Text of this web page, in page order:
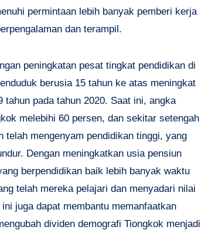
permintaan lebih banyak pemberi kerja
dan terampil.
peningkatan pesat tingkat pendidikan di
berusia 15 tahun ke atas meningkat
pada tahun 2020. Saat ini, angka
melebihi 60 persen, dan sekitar setengah
mengenyam pendidikan tinggi, yang
Dengan meningkatkan usia pensiun
berpendidikan baik lebih banyak waktu
telah mereka pelajari dan menyadari nilai
juga dapat membantu memanfaatkan
dividen demografi Tiongkok menjadi